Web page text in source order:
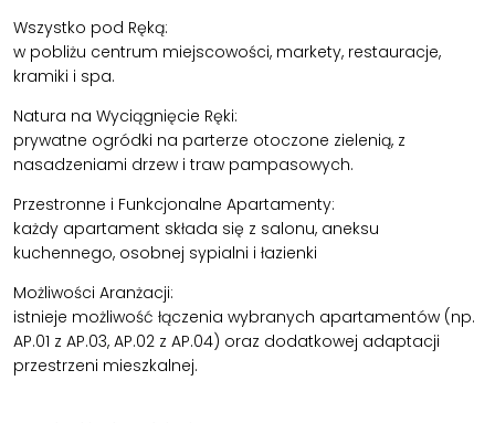
Wszystko pod Ręką:
w pobliżu centrum miejscowości, markety, restauracje,
kramiki i spa.
Natura na Wyciągnięcie Ręki:
prywatne ogródki na parterze otoczone zielenią, z
nasadzeniami drzew i traw pampasowych.
Przestronne i Funkcjonalne Apartamenty:
każdy apartament składa się z salonu, aneksu
kuchennego, osobnej sypialni i łazienki
Możliwości Aranżacji:
istnieje możliwość łączenia wybranych apartamentów (np.
AP.01 z AP.03, AP.02 z AP.04) oraz dodatkowej adaptacji
przestrzeni mieszkalnej.